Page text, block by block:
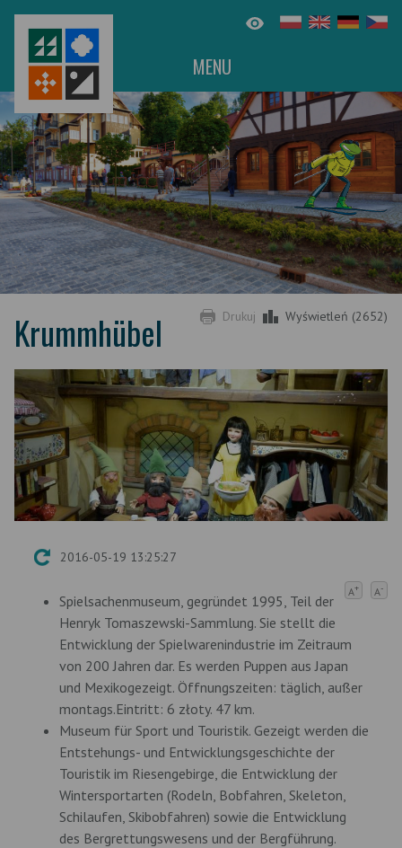
MENU
Drukuj Wyświetleń (2652)
Krummhübel
2016-05-19 13:25:27
A+ A-
Spielsachenmuseum, gegründet 1995, Teil der
Henryk Tomaszewski-Sammlung. Sie stellt die
Entwicklung der Spielwarenindustrie im Zeitraum
von 200 Jahren dar. Es werden Puppen aus Japan
und Mexikogezeigt. Öffnungszeiten: täglich, außer
montags.Eintritt: 6 złoty. 47 km.
Museum für Sport und Touristik. Gezeigt werden die
Entstehungs- und Entwicklungsgeschichte der
Touristik im Riesengebirge, die Entwicklung der
Wintersportarten (Rodeln, Bobfahren, Skeleton,
Schilaufen, Skibobfahren) sowie die Entwicklung
des Bergrettungswesens und der Bergführung.